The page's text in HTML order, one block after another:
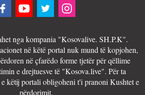
nga kompania "Kosovalive. SH.P.K".
në këtë portal nuk mund të kopjohen,
në çfarëdo forme tjetër për qëllime
e drejtuesve të "Kosova.live". Për ta
këtij portali obligoheni t'i pranoni Kushtet e
përdorimit.